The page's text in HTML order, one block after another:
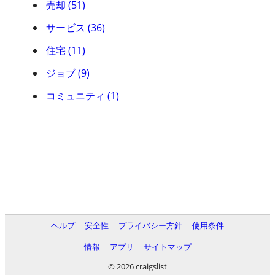
売却 (51)
サービス (36)
住宅 (11)
ジョブ (9)
コミュニティ (1)
ヘルプ 安全性 プライバシー方針
使用条件
情報
アプリ
サイトマップ
© 2026 craigslist